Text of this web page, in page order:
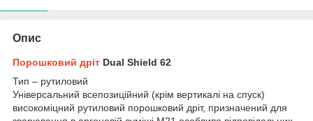
Опис
Порошковий дріт Dual Shield 62
Тип – рутиловий
Універсальний всепозиційний (крім вертикалі на спуск)
високоміцний рутиловий порошковий дріт, призначений для